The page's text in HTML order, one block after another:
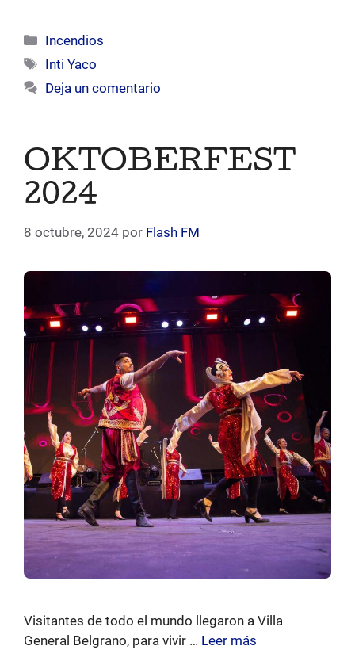
Categorías
Incendios
Etiquetas
Inti Yaco
Deja un comentario
OKTOBERFEST
2024
8 octubre, 2024 por Flash FM
Visitantes de todo el mundo llegaron a Villa
General Belgrano, para vivir … Leer más